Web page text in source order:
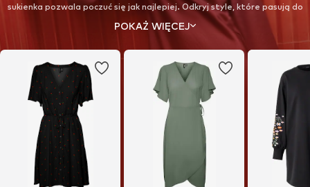
sukienka pozwala poczuć się jak najlepiej. Odkryj style, które pasują do
Twojego nastroju, planów i garderoby.
POKAŻ WIĘCEJ